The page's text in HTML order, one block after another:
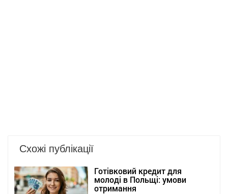
Схожі публікації
Готівковий кредит для
молоді в Польщі: умови
отримання